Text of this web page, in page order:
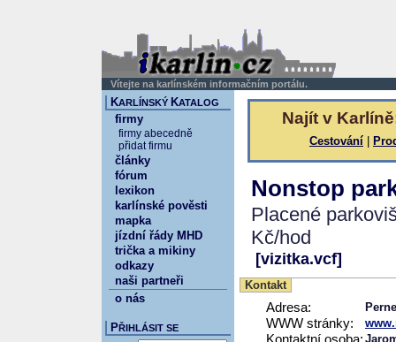
Vítejte na karlínském informačním portálu.
Najít v
Cestování
Nonstop
Placené
Kč/hod
[vizitka.vcf]
Kontakt
Adresa:
WWW stránky:
KARLÍNSKÝ KATALOG
firmy
firmy abecedně
přidat firmu
články
fórum
lexikon
karlínské pověsti
mapka
jízdní řády MHD
trička a mikiny
odkazy
naši partneři
o nás
PŘIHLÁSIT SE